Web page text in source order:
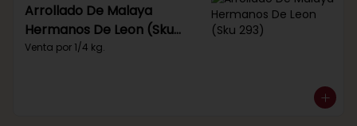
Arrollado De Malaya
Hermanos De Leon (Sku
293)
Venta por 1/4 kg.